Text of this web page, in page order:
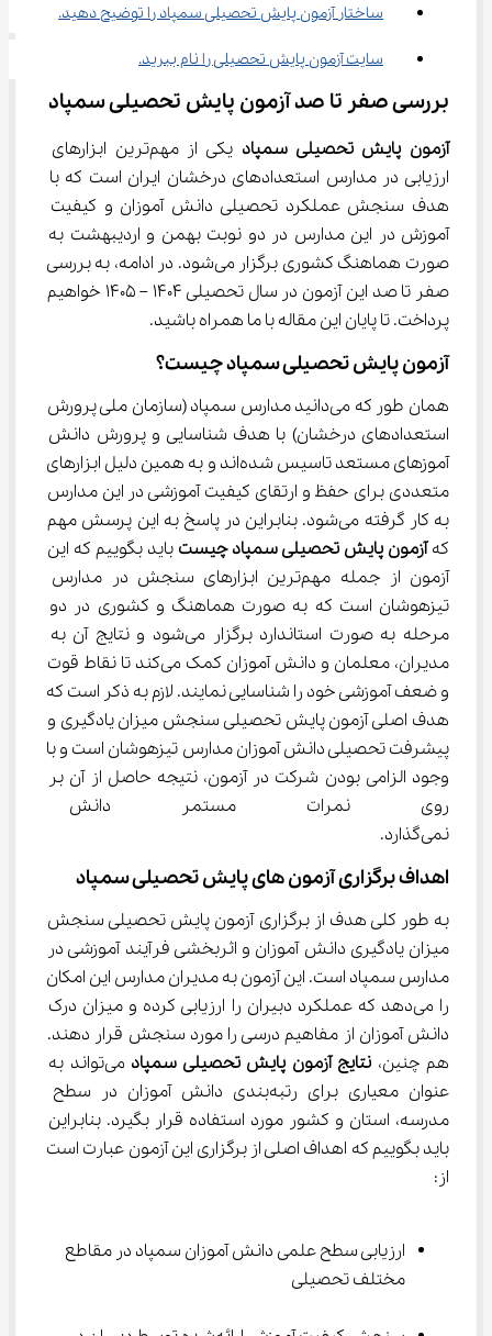
ساختار آزمون پایش تحصیلی سمپاد را توضیح دهید.
سایت آزمون پایش تحصیلی را نام ببرید.
بررسی صفر تا صد آزمون پایش تحصیلی سمپاد
آزمون پایش تحصیلی سمپاد
یکی از مهم‌ترین ابزارهای
ارزیابی در مدارس استعدادهای درخشان ایران است که با
هدف سنجش عملکرد تحصیلی دانش آموزان و کیفیت
آموزش در این مدارس در دو نوبت بهمن و اردیبهشت به
صورت هماهنگ کشوری برگزار می‌شود. در ادامه، به بررسی
صفر تا صد این آزمون در سال تحصیلی 1404 – 1405 خواهیم
پرداخت. تا پایان این مقاله با ما همراه باشید.
آزمون پایش تحصیلی سمپاد چیست؟
همان طور که می‌دانید مدارس سمپاد (سازمان ملی پرورش
استعدادهای درخشان) با هدف شناسایی و پرورش دانش
آموزهای مستعد تاسیس شده‌اند و به همین دلیل ابزارهای
متعددی برای حفظ و ارتقای کیفیت آموزشی در این مدارس
به کار گرفته می‌شود. بنابراین در پاسخ به این پرسش مهم
که آزمون پایش تحصیلی سمپاد چیست باید بگوییم که این
آزمون از جمله مهم‌ترین ابزارهای سنجش در مدارس
تیزهوشان است که به صورت هماهنگ و کشوری در دو
مرحله به صورت استاندارد برگزار می‌شود و نتایج آن به
مدیران، معلمان و دانش آموزان کمک می‌کند تا نقاط قوت
و ضعف آموزشی خود را شناسایی نمایند. لازم به ذکر است که
هدف اصلی آزمون پایش تحصیلی سنجش میزان یادگیری و
پیشرفت تحصیلی دانش آموزان مدارس تیزهوشان است و با
وجود الزامی بودن شرکت در آزمون، نتیجه حاصل از آن بر
روی نمرات مستمر دانش
نمی‌گذارد.
اهداف برگزاری آزمون های پایش تحصیلی سمپاد
به طور کلی هدف از برگزاری آزمون پایش تحصیلی سنجش
میزان یادگیری دانش آموزان و اثربخشی فرآیند آموزشی در
مدارس سمپاد است. این آزمون به مدیران مدارس این امکان
را می‌دهد که عملکرد دبیران را ارزیابی کرده و میزان درک
دانش آموزان از مفاهیم درسی را مورد سنجش قرار دهند.
هم چنین، نتایج آزمون پایش تحصیلی سمپاد
می‌تواند به
عنوان معیاری برای رتبه‌بندی دانش آموزان در سطح
مدرسه، استان و کشور مورد استفاده قرار بگیرد. بنابراین
باید بگوییم که اهداف اصلی از برگزاری این آزمون عبارت است
از:
ارزیابی سطح علمی دانش آموزان سمپاد در مقاطع
مختلف تحصیلی